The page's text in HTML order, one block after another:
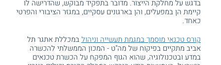
בדגש על מחלקת הייצור. מדובר בתפקיד מבוקש, שהדרישה לו
קיימת הן במפעלים, והן בארגונים עסקיים, במגזר הציבורי והפרטי
כאחד.
קורס טכנאי מוסמך במגמת תעשייה וניהולבמכללת אתגר תל
אביב מתקיים בפיקוח של מה"ט - המכון הממשלתי להכשרה
במדע ובטכנולוגיה, שהוא הגוף המפקח על הכשרת טכנאים